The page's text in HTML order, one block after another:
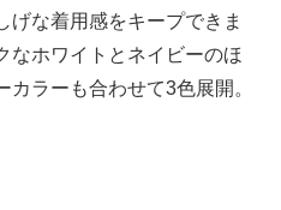
げな着用感をキープできま
なホワイトとネイビーのほ
ラーも合わせて3色展開。